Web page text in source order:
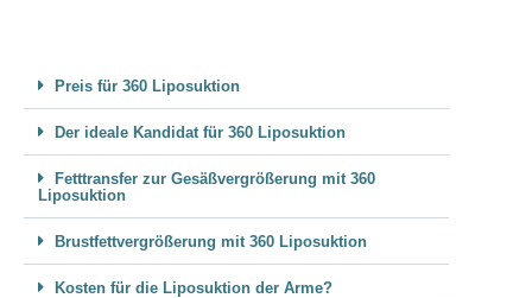
Preis für 360 Liposuktion
Der ideale Kandidat für 360 Liposuktion
Fetttransfer zur Gesäßvergrößerung mit 360
Liposuktion
Brustfettvergrößerung mit 360 Liposuktion
Kosten für die Liposuktion der Arme?